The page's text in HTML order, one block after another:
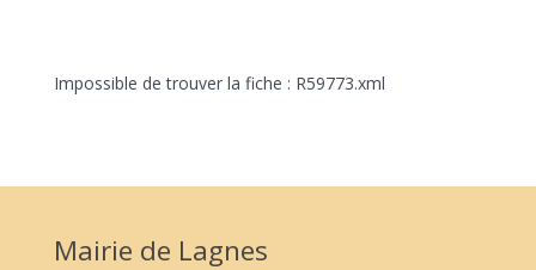
Impossible de trouver la fiche : R59773.xml
Mairie de Lagnes